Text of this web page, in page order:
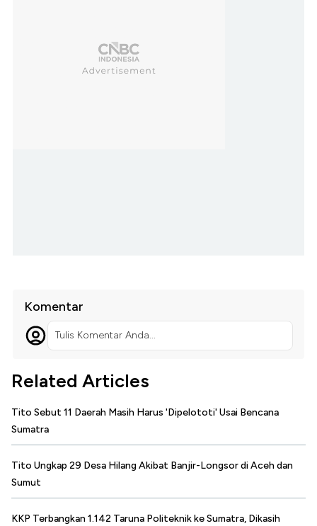
Komentar
Tulis Komentar Anda...
Related Articles
Tito Sebut 11 Daerah Masih Harus 'Dipelototi' Usai Bencana
Sumatra
Tito Ungkap 29 Desa Hilang Akibat Banjir-Longsor di Aceh dan
Sumut
KKP Terbangkan 1.142 Taruna Politeknik ke Sumatra, Dikasih